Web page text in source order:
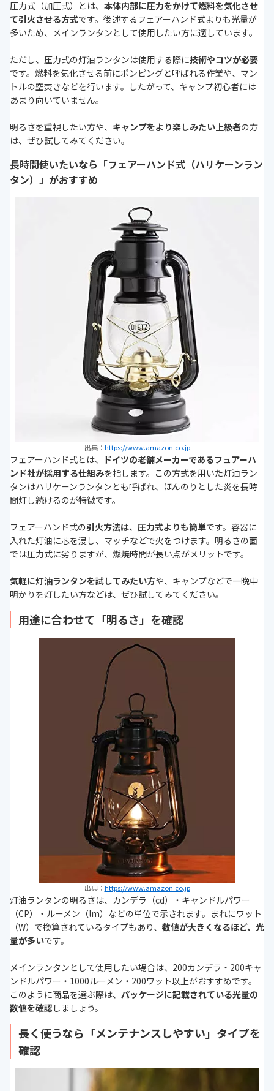
圧力式（加圧式）とは、 本体内部に圧力をかけて燃料を気化させ
て引火させる方式です。後述するフェアーハンド式よりも光量が
多いため、メインランタンとして使用したい方に適しています。
ただし、圧力式の灯油ランタンは使用する際に技術やコツが必要
です。燃料を気化させる前にポンピングと呼ばれる作業や、マン
トルの空焚きなどを行います。したがって、キャンプ初心者には
あまり向いていません。
明るさを重視したい方や、 キャンプをより楽しみたい上級者の方
は、ぜひ試してみてください。
長時間使いたいなら「フェアーハンド式（ハリケーンラン
タン）」がおすすめ
出典： https://www.amazon.co.jp
フェアーハンド式とは、 ドイツの老舗メーカーであるフュアーハ
ンド社が採用する仕組みを指します。この方式を用いた灯油ラン
タンはハリケーンランタンとも呼ばれ、ほんのりとした炎を長時
間灯し続けるのが特徴です。
フェアーハンド式の引火方法は、圧力式よりも簡単です。容器に
入れた灯油に芯を浸し、マッチなどで火をつけます。明るさの面
では圧力式に劣りますが、燃焼時間が長い点がメリットです。
気軽に灯油ランタンを試してみたい方や、キャンプなどで一晩中
明かりを灯したい方などは、ぜひ試してみてください。
用途に合わせて「明るさ」を確認
出典： https://www.amazon.co.jp
灯油ランタンの明るさは、カンデラ（cd）・キャンドルパワー
（CP）・ルーメン（lm）などの単位で示されます。まれにワット
（W）で換算されているタイプもあり、 数値が大きくなるほど、光
量が多いです。
メインランタンとして使用したい場合は、200カンデラ・200キャ
ンドルパワー・1000ルーメン・200ワット以上がおすすめです。
このように商品を選ぶ際は、 パッケージに記載されている光量の
数値を確認しましょう。
長く使うなら「メンテナンスしやすい」タイプを
確認